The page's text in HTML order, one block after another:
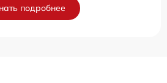
подробнее